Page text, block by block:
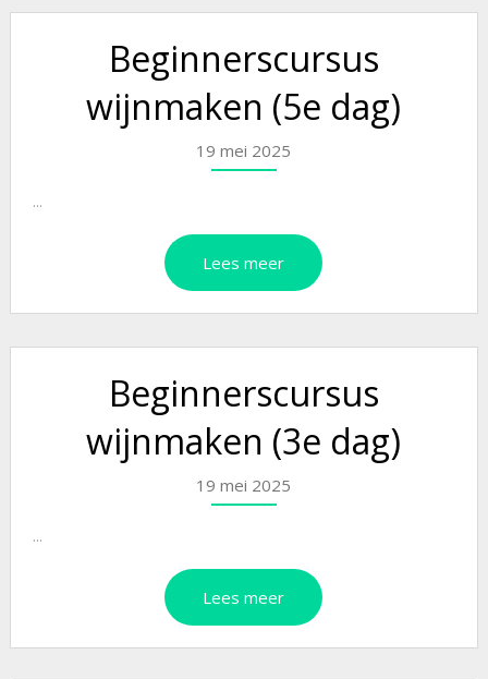
Beginnerscursus
wijnmaken (5e dag)
19 mei 2025
...
Lees meer
Beginnerscursus
wijnmaken (3e dag)
19 mei 2025
...
Lees meer